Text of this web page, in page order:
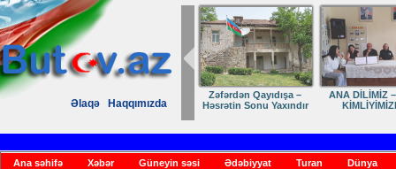
Əlaqə Haqqımızda
Zəfərdən Qayıdışa –
Həsrətin Sonu Yaxındır
ANA DİLİMİZ
Ana səhifə Xəbər Güneyin səsi Ədəbiyyat Turan Dünya